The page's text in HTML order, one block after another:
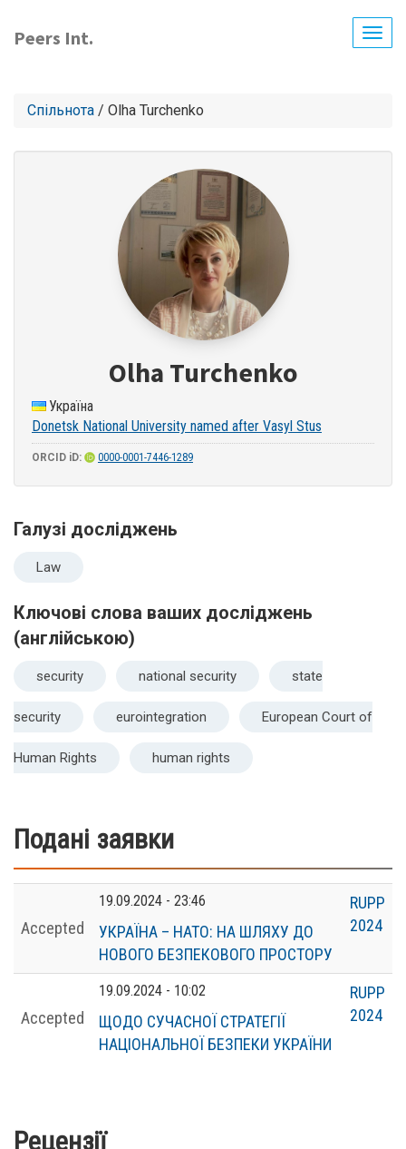
до
основного
Peers Int.
Спільнота / Olha Turchenko
Olha Turchenko
Україна
Donetsk National University named after Vasyl Stus
ORCID iD: 0000-0001-7446-1289
Галузі досліджень
Law
Ключові слова ваших досліджень
(англійською)
security national security state
security eurointegration European Court of
Human Rights human rights
Подані заявки
Accepted
19.09.2024 - 23:46
УКРАЇНА – НАТО: НА ШЛЯХУ ДО
НОВОГО БЕЗПЕКОВОГО ПРОСТОРУ
RUPP
2024
Accepted
19.09.2024 - 10:02
ЩОДО СУЧАСНОЇ СТРАТЕГІЇ
НАЦІОНАЛЬНОЇ БЕЗПЕКИ УКРАЇНИ
RUPP
2024
Рецензії